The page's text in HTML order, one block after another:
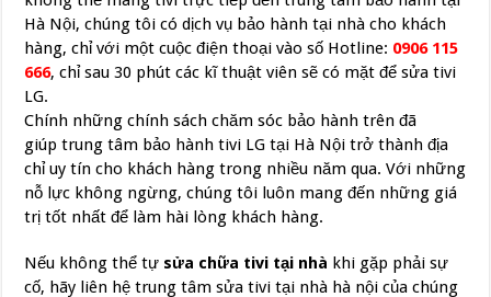
Hà Nội, chúng tôi có dịch vụ bảo hành tại nhà cho khách
hàng, chỉ với một cuộc điện thoại vào số Hotline: 0906 115
666, chỉ sau 30 phút các kĩ thuật viên sẽ có mặt để sửa tivi
LG.
Chính những chính sách chăm sóc bảo hành trên đã
giúp trung tâm bảo hành tivi LG tại Hà Nội trở thành địa
chỉ uy tín cho khách hàng trong nhiều năm qua. Với những
nỗ lực không ngừng, chúng tôi luôn mang đến những giá
trị tốt nhất để làm hài lòng khách hàng.
Nếu không thể tự sửa chữa tivi tại nhà khi gặp phải sự
cố, hãy liên hệ trung tâm sửa tivi tại nhà hà nội của chúng